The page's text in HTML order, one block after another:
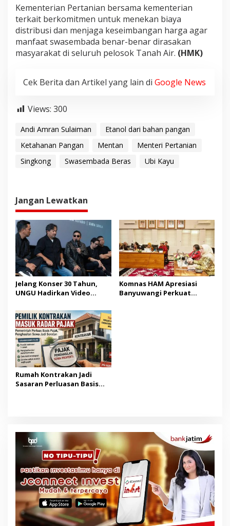
Kementerian Pertanian bersama kementerian
terkait berkomitmen untuk menekan biaya
distribusi dan menjaga keseimbangan harga agar
manfaat swasembada benar-benar dirasakan
masyarakat di seluruh pelosok Tanah Air. (HMK)
Cek Berita dan Artikel yang lain di Google News
Views: 300
Andi Amran Sulaiman
Etanol dari bahan pangan
Ketahanan Pangan
Mentan
Menteri Pertanian
Singkong
Swasembada Beras Ubi Kayu
Jangan Lewatkan
Jelang Konser 30 Tahun,
UNGU Hadirkan Video
Komnas HAM Apresiasi
Banyuwangi Perkuat
Rumah Kontrakan Jadi
Sasaran Perluasan Basis